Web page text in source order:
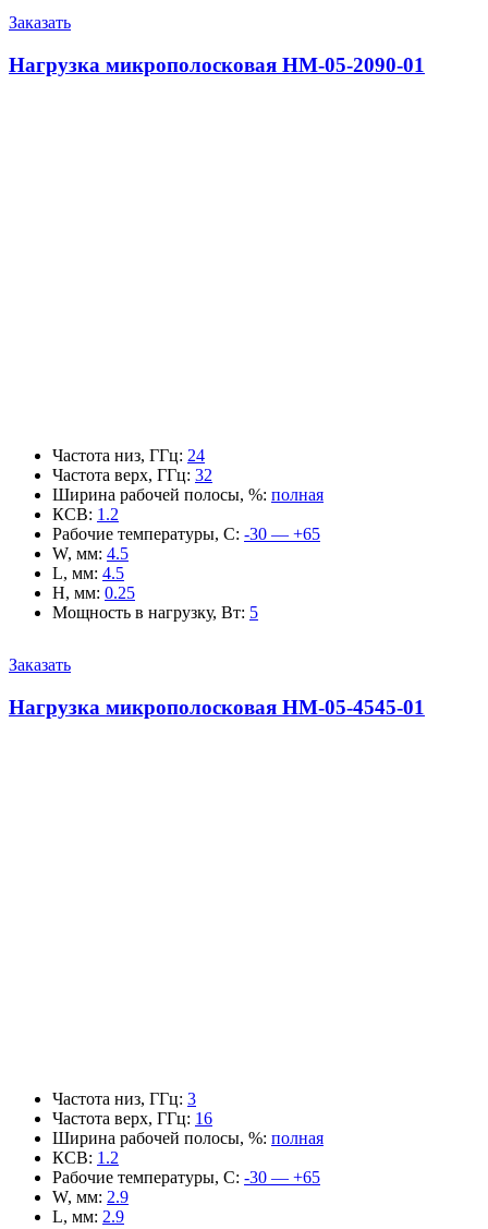
Заказать
Нагрузка микрополосковая НМ-05-2090-01
Частота низ, ГГц: 24
Частота верх, ГГц: 32
Ширина рабочей полосы, %: полная
КСВ: 1.2
Рабочие температуры, С: -30 — +65
W, мм: 4.5
L, мм: 4.5
H, мм: 0.25
Мощность в нагрузку, Вт: 5
Заказать
Нагрузка микрополосковая НМ-05-4545-01
Частота низ, ГГц: 3
Частота верх, ГГц: 16
Ширина рабочей полосы, %: полная
КСВ: 1.2
Рабочие температуры, С: -30 — +65
W, мм: 2.9
L, мм: 2.9